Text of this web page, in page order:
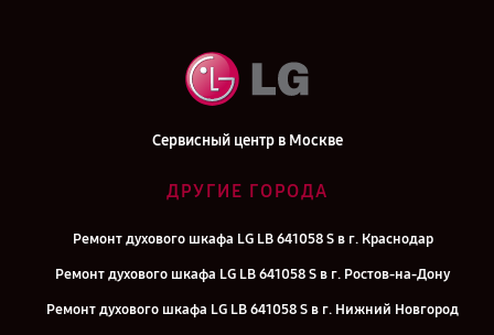
Сервисный центр в Москве
ДРУГИЕ ГОРОДА
Ремонт духового шкафа LG LB 641058 S в г. Краснодар
Ремонт духового шкафа LG LB 641058 S в г. Ростов-на-Дону
Ремонт духового шкафа LG LB 641058 S в г. Нижний Новгород